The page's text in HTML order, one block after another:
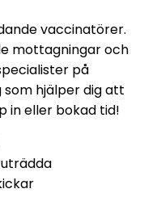
vaccinatörer.
mottagningar och
på
hjälper dig att
in eller bokad tid!